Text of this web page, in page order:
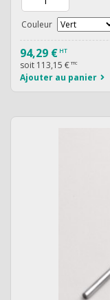
Couleur
94,29 € HT
soit 113,15 € TTC
Ajouter au panier